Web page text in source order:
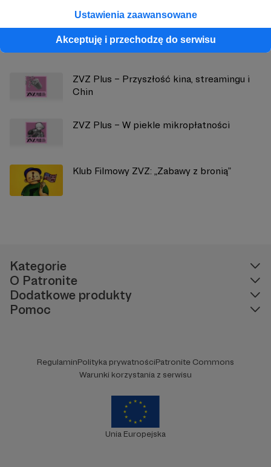
Ustawienia zaawansowane
Akceptuję i przechodzę do serwisu
Zobacz również
ZVZ Plus – Przyszłość kina, streamingu i
Chin
ZVZ Plus – W piekle mikropłatności
Klub Filmowy ZVZ: „Zabawy z bronią”
Kategorie
O Patronite
Dodatkowe produkty
Pomoc
RegulaminPolityka prywatnościPatronite Commons
Warunki korzystania z serwisu
Unia Europejska